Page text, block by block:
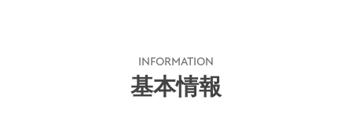
INFORMATION
基本情報